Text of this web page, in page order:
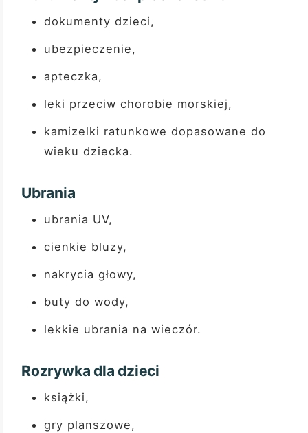
dokumenty dzieci,
ubezpieczenie,
apteczka,
leki przeciw chorobie morskiej,
kamizelki ratunkowe dopasowane do
wieku dziecka.
Ubrania
ubrania UV,
cienkie bluzy,
nakrycia głowy,
buty do wody,
lekkie ubrania na wieczór.
Rozrywka dla dzieci
książki,
gry planszowe,